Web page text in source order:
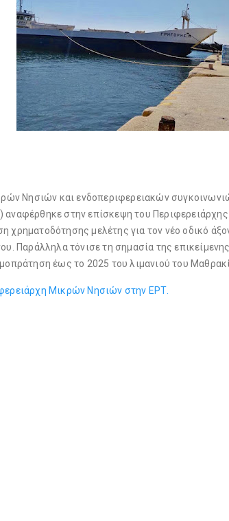
Νησιών και ενδοπεριφερειακών
στην επίσκεψη του Περιφερειάρχης
χρηματοδότησης μελέτης για τον νέο οδικό
Παράλληλα τόνισε τη σημασία της
έως το 2025 του λιμανιού του
Μικρών Νησιών στην ΕΡΤ.